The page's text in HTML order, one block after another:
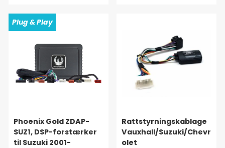
Plug & Play
Phoenix Gold ZDAP-
SUZ1, DSP-forstærker
til Suzuki 2001-
Rattstyrningskablage
Vauxhall/Suzuki/Chevr
olet